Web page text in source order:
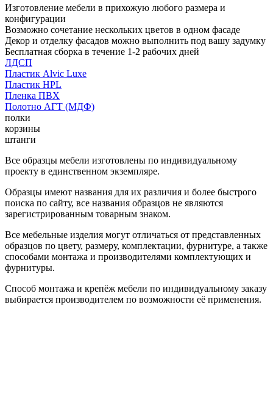
Изготовление мебели в прихожую любого размера и
конфигурации
Возможно сочетание нескольких цветов в одном фасаде
Декор и отделку фасадов можно выполнить под вашу задумку
Бесплатная сборка в течение 1-2 рабочих дней
ЛДСП
Пластик Alvic Luxe
Пластик HPL
Пленка ПВХ
Полотно АГТ (МДФ)
полки
корзины
штанги
Все образцы мебели изготовлены по индивидуальному
проекту в единственном экземпляре.
Образцы имеют названия для их различия и более быстрого
поиска по сайту, все названия образцов не являются
зарегистрированным товарным знаком.
Все мебельные изделия могут отличаться от представленных
образцов по цвету, размеру, комплектации, фурнитуре, а также
способами монтажа и производителями комплектующих и
фурнитуры.
Способ монтажа и крепёж мебели по индивидуальному заказу
выбирается производителем по возможности её применения.